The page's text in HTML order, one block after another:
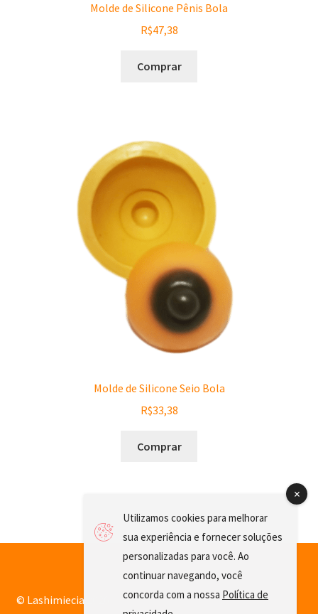
Molde de Silicone Pênis Bola
R$47,38
Comprar
Molde de Silicone Seio Bola
R$33,38
Comprar
© Lashimiecia 2026
Utilizamos cookies para melhorar
sua experiência e fornecer soluções
personalizadas para você. Ao
continuar navegando, você
concorda com a nossa Política de